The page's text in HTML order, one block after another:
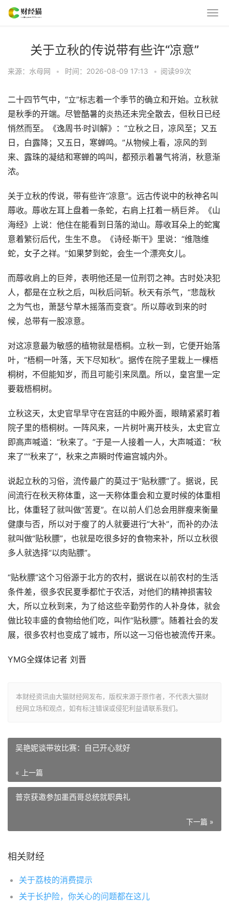
关于立秋的传说带有些许“凉意”
来源：水母网 • 时间：2026-08-09 17:13 • 阅读99次
二十四节气中，“立”标志着一个季节的确立和开始。立秋就
是秋季的开端。尽管酷暑的炎热还未完全散去，但秋日已经
悄然而至。《逸周书·时训解》：“立秋之日，凉风至；又五
日，白露降；又五日，寒蝉鸣。”从物候上看，凉风的到
来、露珠的凝结和寒蝉的鸣叫，都预示着暑气将消，秋意渐
浓。
关于立秋的传说，带有些许“凉意”。远古传说中的秋神名叫
蓐收。蓐收左耳上盘着一条蛇，右肩上扛着一柄巨斧。《山
海经》上说：他住在能看到日落的泑山。蓐收耳朵上的蛇寓
意着繁衍后代，生生不息。《诗经·斯干》里说：“维虺维
蛇，女子之祥。”如果梦到蛇，会生一个漂亮女儿。
而蓐收肩上的巨斧，表明他还是一位刑罚之神。古时处决犯
人，都是在立秋之后，叫秋后问斩。秋天有杀气，“悲哉秋
之为气也，萧瑟兮草木摇落而变衰”。所以蓐收到来的时
候，总带有一股凉意。
对这凉意最为敏感的植物就是梧桐。立秋一到，它便开始落
叶，“梧桐一叶落，天下尽知秋”。据传在院子里栽上一棵梧
桐树，不但能知岁，而且可能引来凤凰。所以，皇宫里一定
要栽梧桐树。
立秋这天，太史官早早守在宫廷的中殿外面，眼睛紧紧盯着
院子里的梧桐树。一阵风来，一片树叶离开枝头，太史官立
即高声喊道：“秋来了。”于是一人接着一人，大声喊道：“秋
来了”“秋来了”，秋来之声瞬时传遍宫城内外。
说起立秋的习俗，流传最广的莫过于“贴秋膘”了。据说，民
间流行在秋天称体重，这一天称体重会和立夏时候的体重相
比，体重轻了就叫做“苦夏”。在以前人们总会用胖瘦来衡量
健康与否，所以对于瘦了的人就要进行“大补”，而补的办法
就叫做“贴秋膘”，也就是吃很多好的食物来补，所以立秋很
多人就选择“以肉贴膘”。
“贴秋膘”这个习俗源于北方的农村，据说在以前农村的生活
条件差，很多农民夏季都忙于农活，对他们的精神损害较
大，所以立秋到来，为了给这些辛勤劳作的人补身体，就会
做比较丰盛的食物给他们吃，叫作“贴秋膘”。随着社会的发
展，很多农村也变成了城市，所以这一习俗也被流传开来。
YMG全媒体记者 刘晋
本财经资讯由大猫财经网发布，版权来源于原作者，不代表大猫财
经网立场和观点，如有标注错误或侵犯利益请联系我们。
吴艳妮谈带妆比赛：自己开心就好
« 上一篇
普京获邀参加墨西哥总统就职典礼
下一篇 »
相关财经
关于荔枝的消费提示
关于长护险，你关心的问题都在这儿